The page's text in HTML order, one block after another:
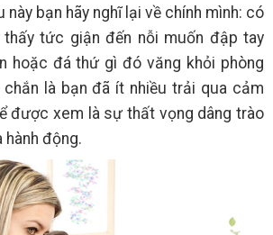
bạn hãy nghĩ lại về chính mình: có
thấy tức giận đến nỗi muốn đập tay
hoặc đá thứ gì đó văng khỏi phòng
chắn là bạn đã ít nhiều trải qua cảm
được xem là sự thất vọng dâng trào
động.